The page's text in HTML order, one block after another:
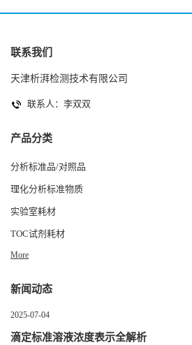
联系我们
天津析湃检测技术有限公司
联系人：李双双
产品分类
分析标准品/对照品
理化分析标准物质
实验室耗材
TOC试剂耗材
More
新闻动态
2025-07-04
滴定标准溶液浓度表示全解析